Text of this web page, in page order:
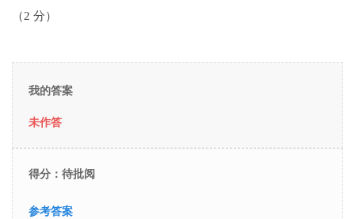
（2 分）
我的答案
未作答
得分：待批阅
参考答案